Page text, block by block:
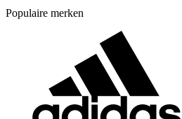
Populaire merken